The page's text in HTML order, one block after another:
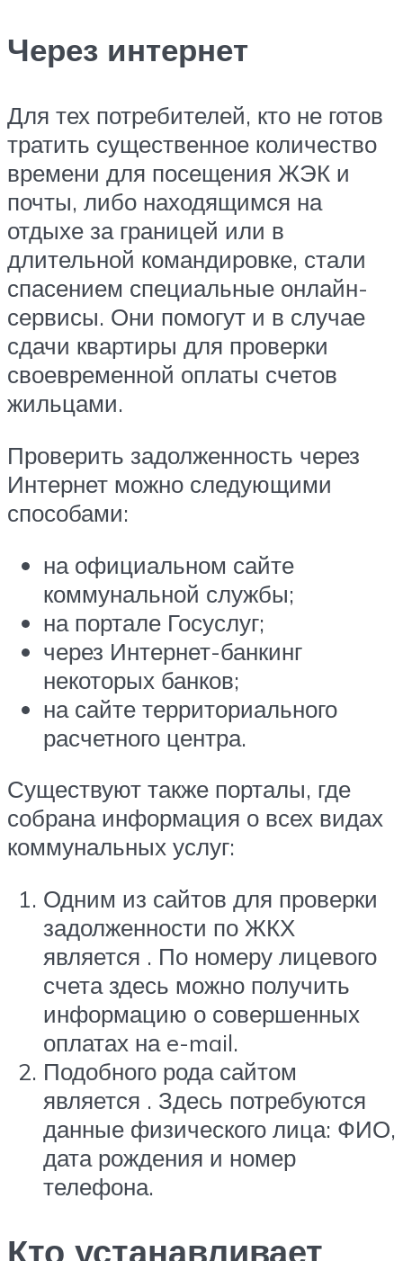
Через интернет
Для тех потребителей, кто не готов
тратить существенное количество
времени для посещения ЖЭК и
почты, либо находящимся на
отдыхе за границей или в
длительной командировке, стали
спасением специальные онлайн-
сервисы. Они помогут и в случае
сдачи квартиры для проверки
своевременной оплаты счетов
жильцами.
Проверить задолженность через
Интернет можно следующими
способами:
на официальном сайте
коммунальной службы;
на портале Госуслуг;
через Интернет-банкинг
некоторых банков;
на сайте территориального
расчетного центра.
Существуют также порталы, где
собрана информация о всех видах
коммунальных услуг:
Одним из сайтов для проверки
задолженности по ЖКХ
является . По номеру лицевого
счета здесь можно получить
информацию о совершенных
оплатах на e-mail.
Подобного рода сайтом
является . Здесь потребуются
данные физического лица: ФИО,
дата рождения и номер
телефона.
Кто устанавливает